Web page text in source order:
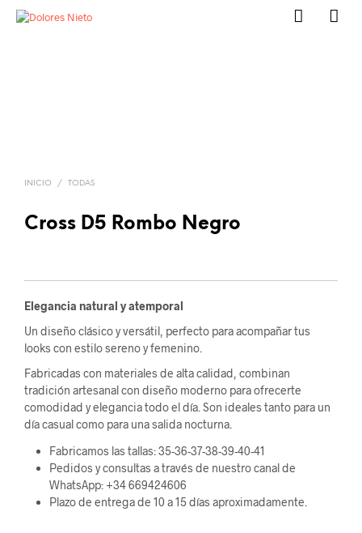
INICIO / TODAS
Cross D5 Rombo Negro
Elegancia natural y atemporal
Un diseño clásico y versátil, perfecto para acompañar tus
looks con estilo sereno y femenino.
Fabricadas con materiales de alta calidad, combinan
tradición artesanal con diseño moderno para ofrecerte
comodidad y elegancia todo el día. Son ideales tanto para un
día casual como para una salida nocturna.
Fabricamos las tallas: 35-36-37-38-39-40-41
Pedidos y consultas a través de nuestro canal de
WhatsApp: +34 669424606
Plazo de entrega de 10 a 15 días aproximadamente.